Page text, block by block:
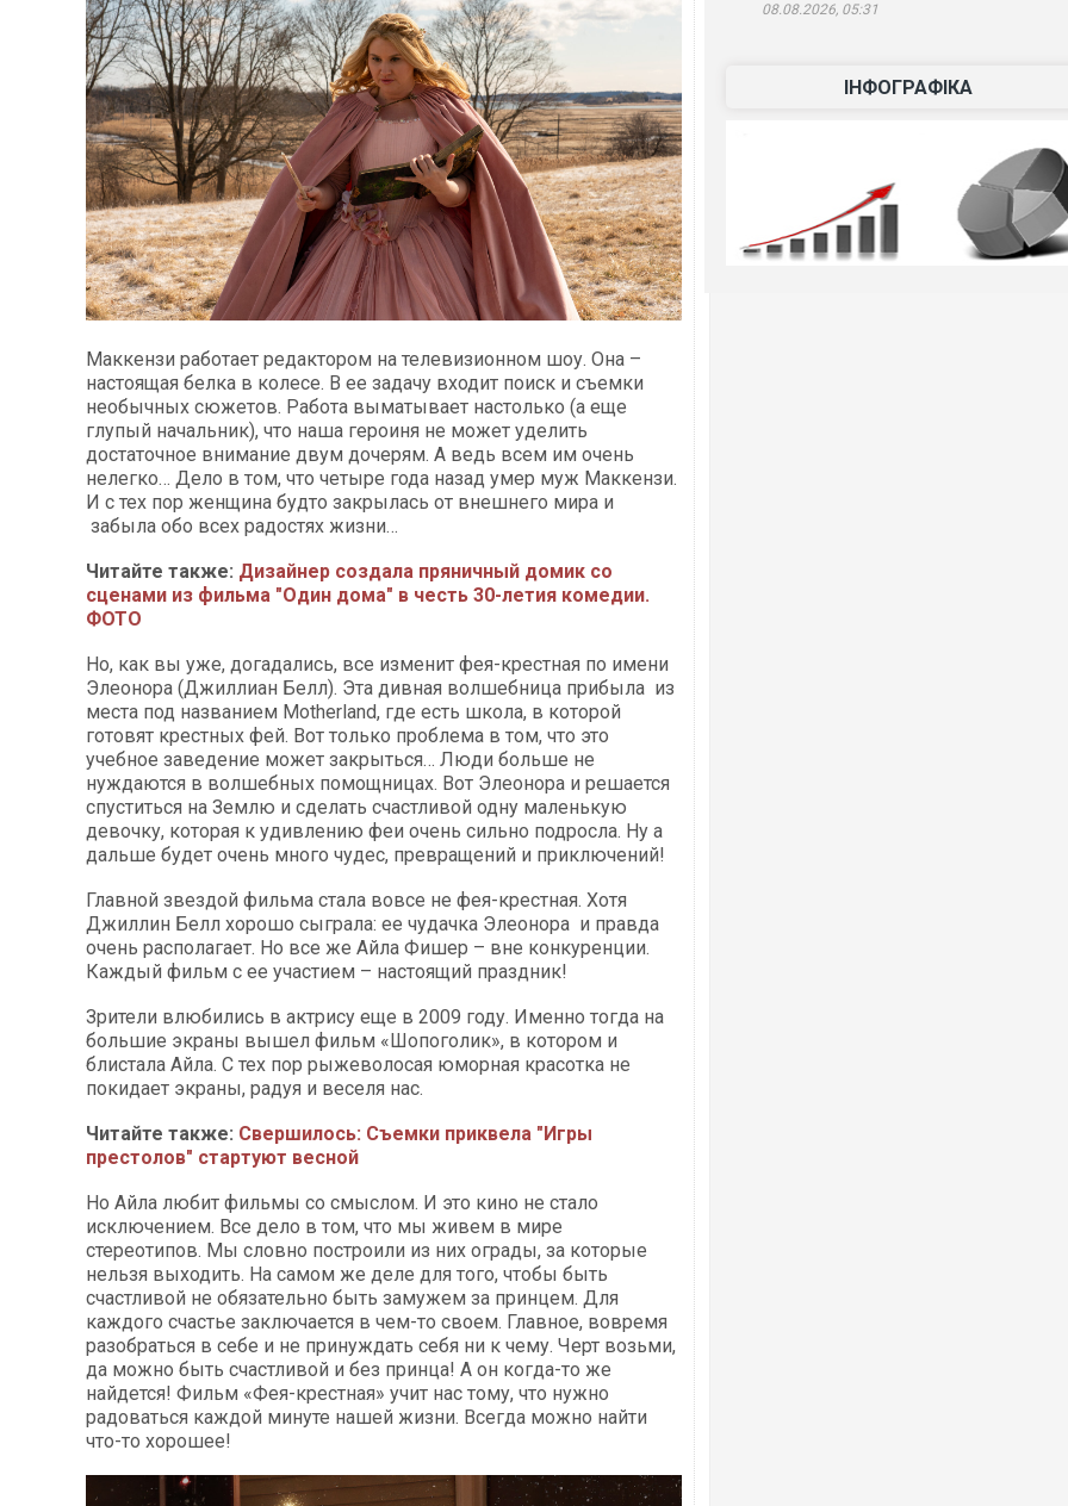
Маккензи работает редактором на телевизионном шоу. Она –
настоящая белка в колесе. В ее задачу входит поиск и съемки
необычных сюжетов. Работа выматывает настолько (а еще
глупый начальник), что наша героиня не может уделить
достаточное внимание двум дочерям. А ведь всем им очень
нелегко… Дело в том, что четыре года назад умер муж Маккензи.
И с тех пор женщина будто закрылась от внешнего мира и
забыла обо всех радостях жизни…
Читайте также: Дизайнер создала пряничный домик со
сценами из фильма "Один дома" в честь 30-летия комедии.
ФОТО
Но, как вы уже, догадались, все изменит фея-крестная по имени
Элеонора (Джиллиан Белл). Эта дивная волшебница прибыла из
места под названием Motherland, где есть школа, в которой
готовят крестных фей. Вот только проблема в том, что это
учебное заведение может закрыться… Люди больше не
нуждаются в волшебных помощницах. Вот Элеонора и решается
спуститься на Землю и сделать счастливой одну маленькую
девочку, которая к удивлению феи очень сильно подросла. Ну а
дальше будет очень много чудес, превращений и приключений!
Главной звездой фильма стала вовсе не фея-крестная. Хотя
Джиллин Белл хорошо сыграла: ее чудачка Элеонора и правда
очень располагает. Но все же Айла Фишер – вне конкуренции.
Каждый фильм с ее участием – настоящий праздник!
Зрители влюбились в актрису еще в 2009 году. Именно тогда на
большие экраны вышел фильм «Шопоголик», в котором и
блистала Айла. С тех пор рыжеволосая юморная красотка не
покидает экраны, радуя и веселя нас.
Читайте также: Свершилось: Съемки приквела "Игры
престолов" стартуют весной
Но Айла любит фильмы со смыслом. И это кино не стало
исключением. Все дело в том, что мы живем в мире
стереотипов. Мы словно построили из них ограды, за которые
нельзя выходить. На самом же деле для того, чтобы быть
счастливой не обязательно быть замужем за принцем. Для
каждого счастье заключается в чем-то своем. Главное, вовремя
разобраться в себе и не принуждать себя ни к чему. Черт возьми,
да можно быть счастливой и без принца! А он когда-то же
найдется! Фильм «Фея-крестная» учит нас тому, что нужно
радоваться каждой минуте нашей жизни. Всегда можно найти
что-то хорошее!
08.08.2026, 05:31
ІНФОГРАФІКА